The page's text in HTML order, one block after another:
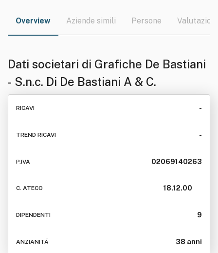
Overview Aziende simili Persone Valutazioni
Dati societari di Grafiche De Bastiani
- S.n.c. Di De Bastiani A & C.
RICAVI -
TREND RICAVI -
P.IVA 02069140263
C. ATECO 18.12.00
DIPENDENTI 9
ANZIANITÁ 38 anni